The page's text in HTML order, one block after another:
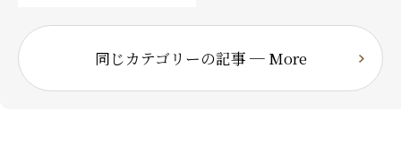
同じカテゴリーの記事 ─ More